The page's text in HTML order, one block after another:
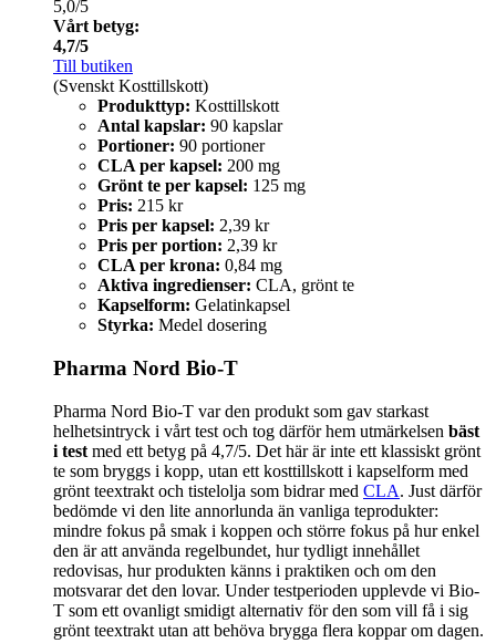
5,0/5
Vårt betyg:
4,7/5
Till butiken
(Svenskt Kosttillskott)
Produkttyp: Kosttillskott
Antal kapslar: 90 kapslar
Portioner: 90 portioner
CLA per kapsel: 200 mg
Grönt te per kapsel: 125 mg
Pris: 215 kr
Pris per kapsel: 2,39 kr
Pris per portion: 2,39 kr
CLA per krona: 0,84 mg
Aktiva ingredienser: CLA, grönt te
Kapselform: Gelatinkapsel
Styrka: Medel dosering
Pharma Nord Bio-T
Pharma Nord Bio-T var den produkt som gav starkast
helhetsintryck i vårt test och tog därför hem utmärkelsen bäst
i test med ett betyg på 4,7/5. Det här är inte ett klassiskt grönt
te som bryggs i kopp, utan ett kosttillskott i kapselform med
grönt teextrakt och tistelolja som bidrar med CLA. Just därför
bedömde vi den lite annorlunda än vanliga teprodukter:
mindre fokus på smak i koppen och större fokus på hur enkel
den är att använda regelbundet, hur tydligt innehållet
redovisas, hur produkten känns i praktiken och om den
motsvarar det den lovar. Under testperioden upplevde vi Bio-
T som ett ovanligt smidigt alternativ för den som vill få i sig
grönt teextrakt utan att behöva brygga flera koppar om dagen.